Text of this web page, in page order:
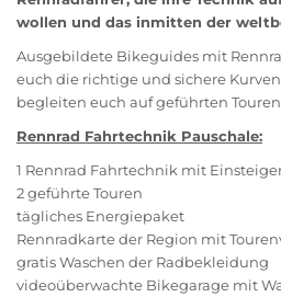
wollen und das inmitten der
Ausgebildete Bikeguides mit
euch die richtige und sichere
begleiten euch auf geführten
Rennrad Fahrtechnik Pauschale:
1 Rennrad Fahrtechnik mit
2 geführte Touren
tägliches Energiepaket
Rennradkarte der Region mit
gratis Waschen der Radbekleidung
videoüberwachte Bikegarage mit